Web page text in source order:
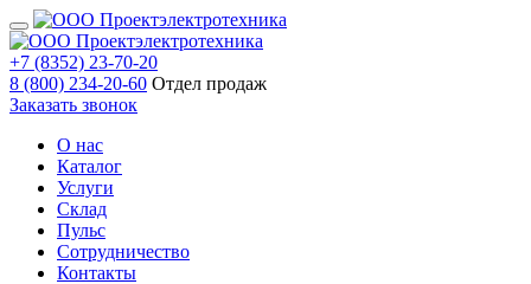
+7 (8352) 23-70-20
8 (800) 234-20-60 Отдел продаж
Заказать звонок
О нас
Каталог
Услуги
Склад
Пульс
Сотрудничество
Контакты